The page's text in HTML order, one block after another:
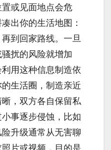
或见面地点会危
出你的生活地图：
到回家路线。一旦
扰的风险就增加
用这种信息制造依
生活圈，制造亲近
，双方各自保留私
事逐步侵蚀，比如
升级通常从无害聊